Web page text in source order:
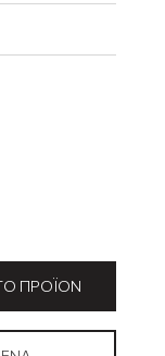
ΠΡΟΪΌΝ